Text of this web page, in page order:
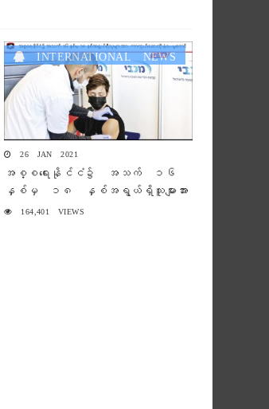
INTERNATIONAL NEWS
26 JAN 2021
အစ္စရေးနိုင်ငံ၌ အသက် ၁၆
နှစ်မှ ၁၈ နှစ်အရွယ်ရှိသူများအား
ကာကွယ်ဆေးထိုးနှံပေးမှု စတင်
164,401 VIEWS